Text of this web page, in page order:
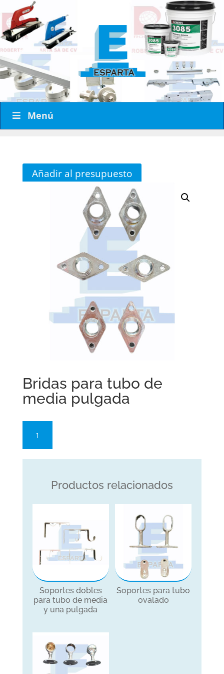
Menú
Añadir al presupuesto
Bridas para tubo de
media pulgada
para
tubo
de
Productos relacionados
Soportes dobles
para tubo de media
y una pulgada
Soportes para tubo
ovalado